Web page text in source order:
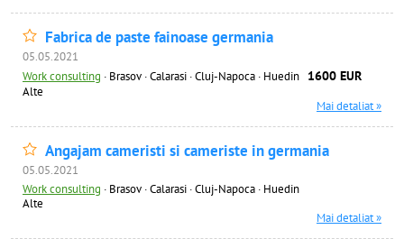
Fabrica de paste fainoase germania
05.05.2021
Work consulting · Brasov · Calarasi · Cluj-Napoca · Huedin 1600 EUR
Alte
Mai detaliat »
Angajam cameristi si cameriste in germania
05.05.2021
Work consulting · Brasov · Calarasi · Cluj-Napoca · Huedin
Alte
Mai detaliat »